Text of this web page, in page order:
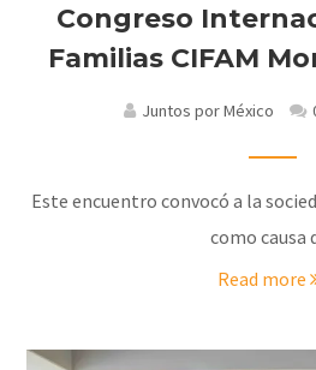
Congreso
Familias CIFAM
Juntos por México
Este encuentro convocó a la
como causa
Read more